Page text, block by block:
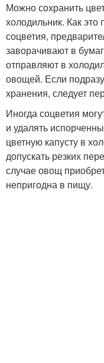
Можно сохранить
холодильник. Как
соцветия,
заворачивают в
отправляют в
овощей. Если
хранения, следует
Иногда соцветия
и удалять
цветную капусту в
допускать резких
случае овощ
непригодна в пищу.